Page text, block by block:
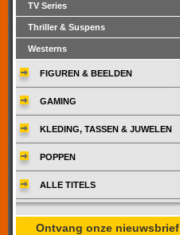
TV Series
Thriller & Suspens
Westerns
FIGUREN & BEELDEN
GAMING
KLEDING, TASSEN & JUWELEN
POPPEN
ALLE TITELS
Ontvang onze nieuwsbrief